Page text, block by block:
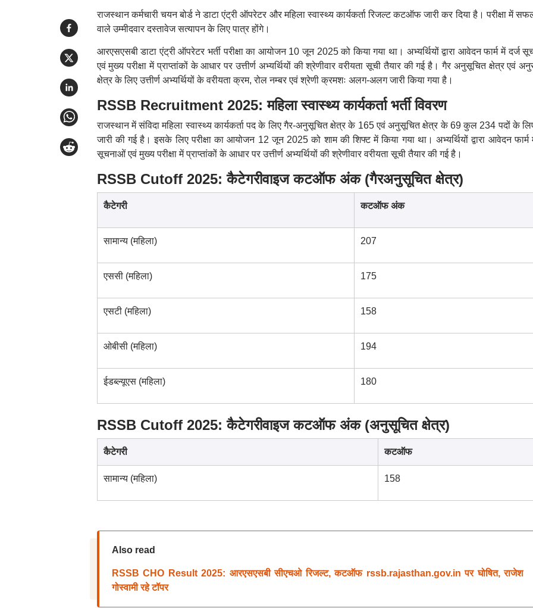
राजस्थान कर्मचारी चयन बोर्ड ने डाटा एंट्री ऑपरेटर और महिला स्वास्थ्य कार्यकर्ता रिजल्ट कटऑफ जारी कर दिया है। परीक्षा में
वाले उम्मीदवार दस्तावेज सत्यापन के लिए पात्र होंगे।
आरएसएसबी डाटा एंट्री ऑपरेटर भर्ती परीक्षा का आयोजन 10 जून 2025 को किया गया था। अभ्यर्थियों द्वारा आवेदन फार्म में दर्ज
एवं मुख्य परीक्षा में प्राप्तांकों के आधार पर उत्तीर्ण अभ्यर्थियों की श्रेणीवार वरीयता सूची तैयार की गई है। गैर अनुसूचित क्षेत्र एवं
क्षेत्र के लिए उत्तीर्ण अभ्यर्थियों के वरीयता क्रम, रोल नम्बर एवं श्रेणी क्रमशः अलग-अलग जारी किया गया है।
RSSB Recruitment 2025: महिला स्वास्थ्य कार्यकर्ता भर्ती विवरण
राजस्थान में संविदा महिला स्वास्थ्य कार्यकर्ता पद के लिए गैर-अनुसूचित क्षेत्र के 165 एवं अनुसूचित क्षेत्र के 69 कुल 234 पदों के लिए
जारी की गई है। इसके लिए परीक्षा का आयोजन 12 जून 2025 को शाम की शिफ्ट में किया गया था। अभ्यर्थियों द्वारा आवेदन फार्म
सूचनाओं एवं मुख्य परीक्षा में प्राप्तांकों के आधार पर उत्तीर्ण अभ्यर्थियों की श्रेणीवार वरीयता सूची तैयार की गई है।
RSSB Cutoff 2025: कैटेगरीवाइज कटऑफ अंक (गैरअनुसूचित क्षेत्र)
कैटेगरी कटऑफ अंक
सामान्य (महिला) 207
एससी (महिला) 175
एसटी (महिला) 158
ओबीसी (महिला) 194
ईडब्ल्यूएस (महिला) 180
RSSB Cutoff 2025: कैटेगरीवाइज कटऑफ अंक (अनुसूचित क्षेत्र)
कैटेगरी कटऑफ
सामान्य (महिला) 158
Also read
RSSB CHO Result 2025: आरएसएसबी सीएचओ रिजल्ट, कटऑफ rssb.rajasthan.gov.in पर घोषित, राजेश
गोस्वामी रहे टॉपर